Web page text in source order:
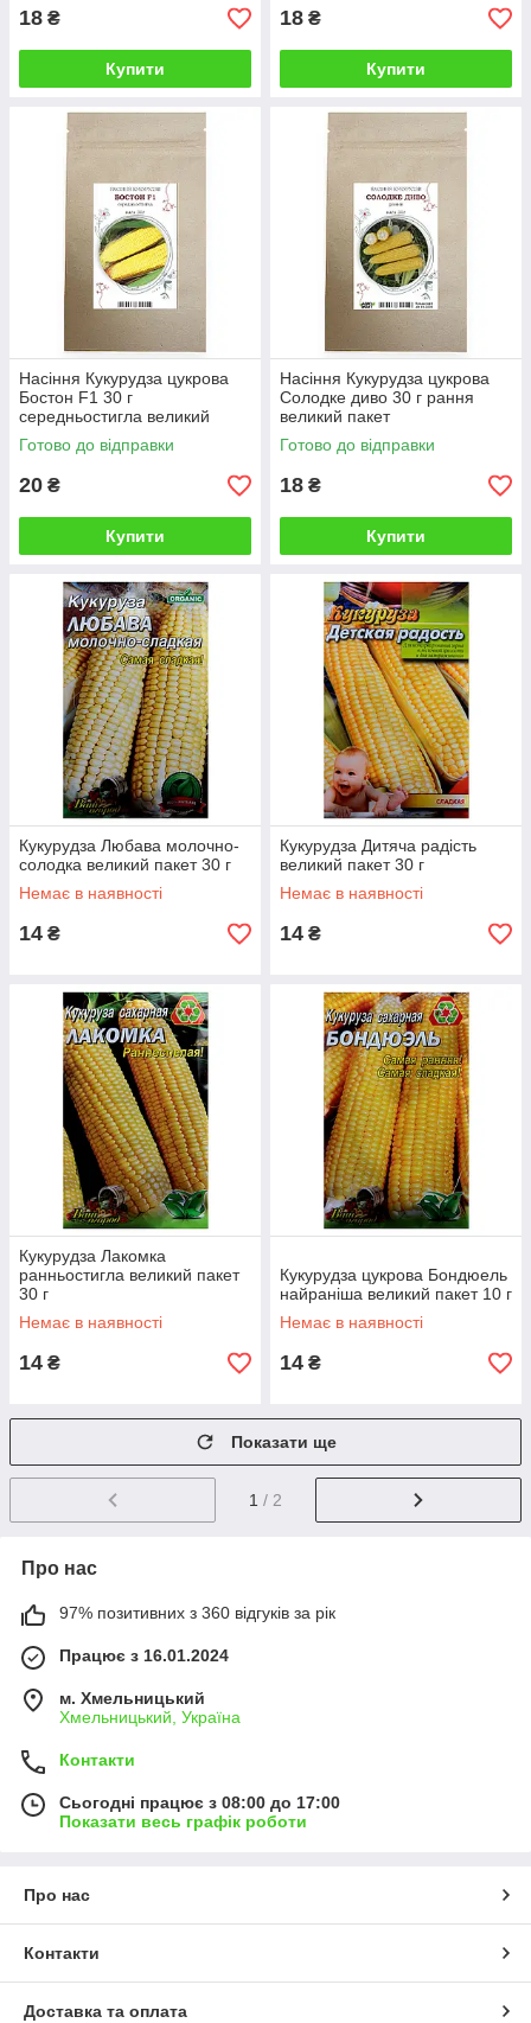
18 ₴
Купити
18 ₴
Купити
Насіння Кукурудза цукрова
Бостон F1 30 г
середньостигла великий
пакет
Готово до відправки
20 ₴
Купити
Насіння Кукурудза цукрова
Солодке диво 30 г рання
великий пакет
Готово до відправки
18 ₴
Купити
Кукурудза Любава молочно-
солодка великий пакет 30 г
Немає в наявності
14 ₴
Кукурудза Дитяча радість
великий пакет 30 г
Немає в наявності
14 ₴
Кукурудза Лакомка
ранньостигла великий пакет
30 г
Немає в наявності
14 ₴
Кукурудза цукрова Бондюель
найраніша великий пакет 10 г
Немає в наявності
14 ₴
Показати ще
1 / 2
Про нас
97% позитивних з 360 відгуків за рік
Працює з 16.01.2024
м. Хмельницький
Хмельницький, Україна
Контакти
Сьогодні працює з 08:00 до 17:00
Показати весь графік роботи
Про нас
Контакти
Доставка та оплата